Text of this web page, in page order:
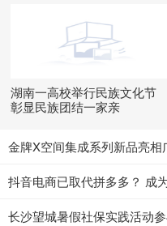
湖南一高校举行民族文化节
彰显民族团结一家亲
金牌X空间集成系列新品亮
抖音电商已取代拼多多？ 成
长沙望城暑假社保实践活动